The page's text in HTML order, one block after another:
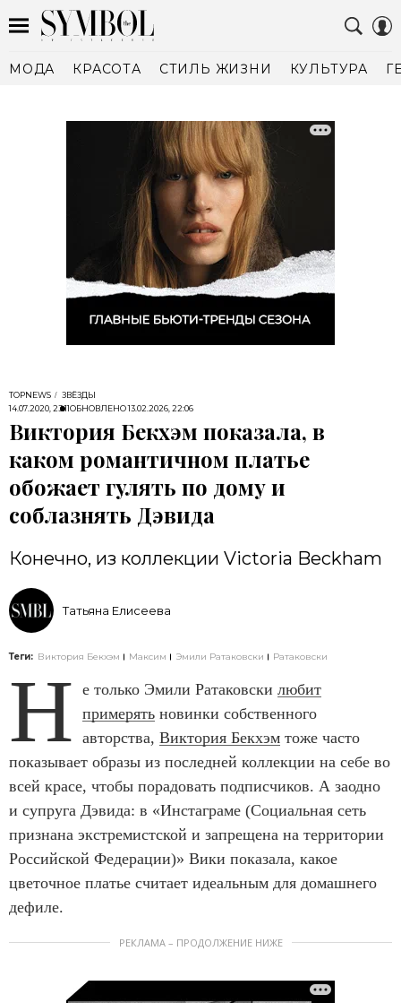
МОДА КРАСОТА СТИЛЬ ЖИЗНИ КУЛЬТУРА
TOPNEWS
ЗВЁЗДЫ
14.07.2020, 23:11ОБНОВЛЕНО13.02.2026, 22:06
Виктория Бекхэм показала, в
каком романтичном платье
обожает гулять по дому и
соблазнять Дэвида
Конечно, из коллекции Victoria Beckham
Татьяна Елисеева
Теги: Виктория Бекхэм Максим Эмили Ратаковски Ратаковски
Н е только Эмили Ратаковски любит
примерять новинки собственного
авторства, Виктория Бекхэм тоже часто
показывает образы из последней коллекции на себе во
всей красе, чтобы порадовать подписчиков. А заодно
и супруга Дэвида: в «Инстаграме (Социальная сеть
признана экстремистской и запрещена на территории
Российской Федерации)» Вики показала, какое
цветочное платье считает идеальным для домашнего
дефиле.
РЕКЛАМА – ПРОДОЛЖЕНИЕ НИЖЕ